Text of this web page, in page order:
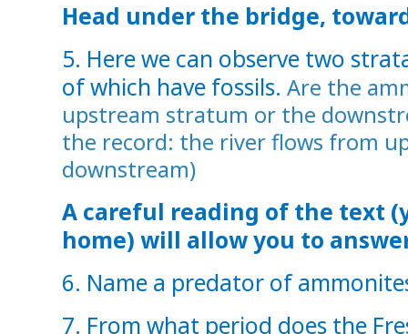
Head under the bridge,
5. Here we can observe two
of which have fossils. Are the
upstream stratum or the
the record: the river flows from
downstream)
A careful reading of the text
home) will allow you to
6. Name a predator of
7. From what period does the